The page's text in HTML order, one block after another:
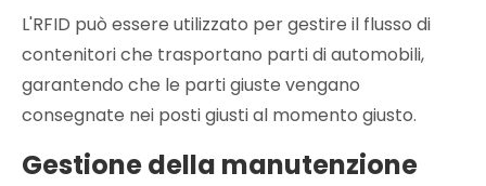
L'RFID può essere utilizzato per gestire il flusso di
contenitori che trasportano parti di automobili,
garantendo che le parti giuste vengano
consegnate nei posti giusti al momento giusto.
Gestione della manutenzione